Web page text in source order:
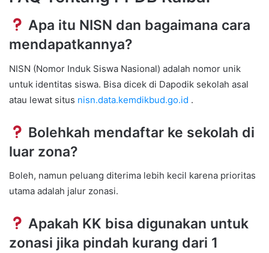
Apa itu NISN dan bagaimana cara
mendapatkannya?
NISN (Nomor Induk Siswa Nasional) adalah nomor unik
untuk identitas siswa. Bisa dicek di Dapodik sekolah asal
atau lewat situs nisn.data.kemdikbud.go.id .
Bolehkah mendaftar ke sekolah di
luar zona?
Boleh, namun peluang diterima lebih kecil karena prioritas
utama adalah jalur zonasi.
Apakah KK bisa digunakan untuk
zonasi jika pindah kurang dari 1